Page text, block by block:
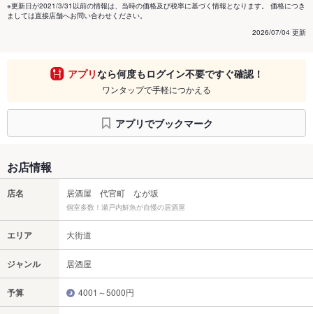
※更新日が2021/3/31以前の情報は、当時の価格及び税率に基づく情報となります。 価格につき
ましては直接店舗へお問い合わせください。
2026/07/04 更新
アプリなら何度もログイン不要ですぐ確認！
ワンタップで手軽につかえる
アプリでブックマーク
お店情報
店名 居酒屋 代官町 なが坂
個室多数！瀬戸内鮮魚が自慢の居酒屋
エリア 大街道
ジャンル 居酒屋
予算 4001～5000円